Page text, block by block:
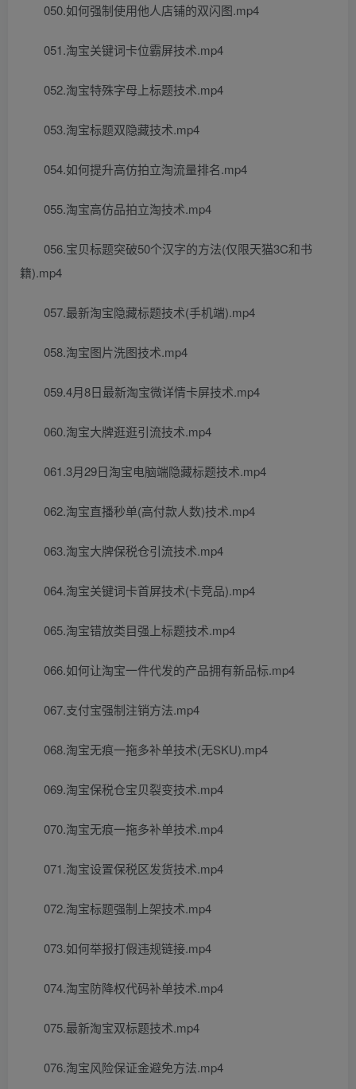
050.如何强制使用他人店铺的双闪图.mp4
051.淘宝关键词卡位霸屏技术.mp4
052.淘宝特殊字母上标题技术.mp4
053.淘宝标题双隐藏技术.mp4
054.如何提升高仿拍立淘流量排名.mp4
055.淘宝高仿品拍立淘技术.mp4
056.宝贝标题突破50个汉字的方法(仅限天猫3C和书
籍).mp4
057.最新淘宝隐藏标题技术(手机端).mp4
058.淘宝图片洗图技术.mp4
059.4月8日最新淘宝微详情卡屏技术.mp4
060.淘宝大牌逛逛引流技术.mp4
061.3月29日淘宝电脑端隐藏标题技术.mp4
062.淘宝直播秒单(高付款人数)技术.mp4
063.淘宝大牌保税仓引流技术.mp4
064.淘宝关键词卡首屏技术(卡竞品).mp4
065.淘宝错放类目强上标题技术.mp4
066.如何让淘宝一件代发的产品拥有新品标.mp4
067.支付宝强制注销方法.mp4
068.淘宝无痕一拖多补单技术(无SKU).mp4
069.淘宝保税仓宝贝裂变技术.mp4
070.淘宝无痕一拖多补单技术.mp4
071.淘宝设置保税区发货技术.mp4
072.淘宝标题强制上架技术.mp4
073.如何举报打假违规链接.mp4
074.淘宝防降权代码补单技术.mp4
075.最新淘宝双标题技术.mp4
076.淘宝风险保证金避免方法.mp4